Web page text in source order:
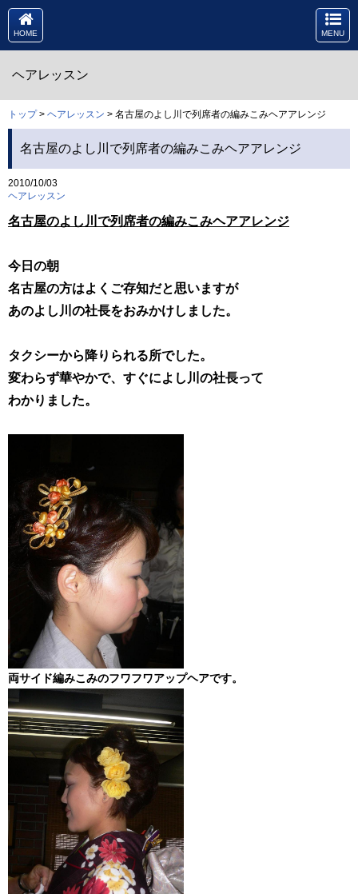
HOME MENU
ヘアレッスン
トップ> ヘアレッスン > 名古屋のよし川で列席者の編みこみヘアアレンジ
名古屋のよし川で列席者の編みこみヘアアレンジ
2010/10/03
ヘアレッスン
名古屋のよし川で列席者の編みこみヘアアレンジ
今日の朝
名古屋の方はよくご存知だと思いますが
あのよし川の社長をおみかけしました。
タクシーから降りられる所でした。
変わらず華やかで、すぐによし川の社長って
わかりました。
両サイド編みこみのフワフワアップヘアです。